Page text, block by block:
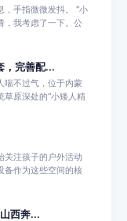
，手指微微发抖。 “小
，我考虑了一下。公
，完善配...
喘不过气，位于内蒙
草原深处的“小矮人精
关注孩子的户外活动
备作为这些空间的核
西奔...